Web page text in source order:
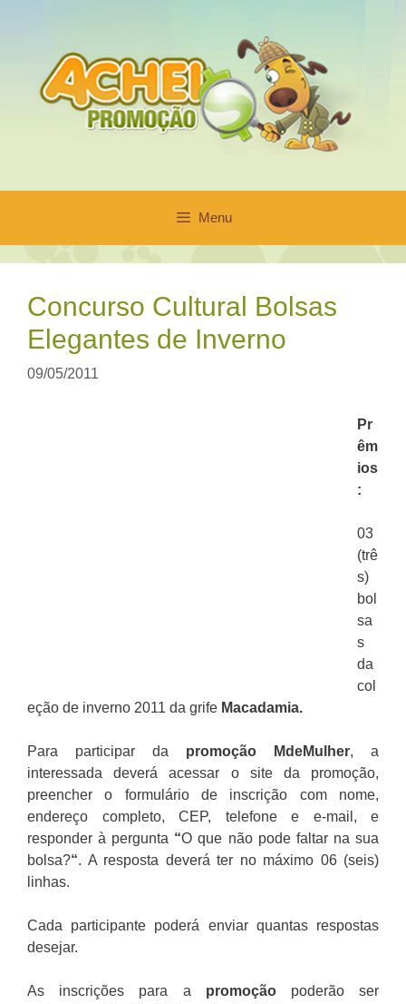
conteúdo
Menu
Concurso Cultural Bolsas
Elegantes de Inverno
09/05/2011
Pr
êm
ios
:
03
(trê
s)
bol
sa
s
da
col
eção de inverno 2011 da grife Macadamia.
Para participar da promoção MdeMulher, a
interessada deverá acessar o site da promoção,
preencher o formulário de inscrição com nome,
endereço completo, CEP, telefone e e-mail, e
responder à pergunta “O que não pode faltar na sua
bolsa?“. A resposta deverá ter no máximo 06 (seis)
linhas.
Cada participante poderá enviar quantas respostas
desejar.
As inscrições para a promoçãopoderão ser